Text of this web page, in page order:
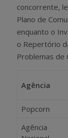
concorrente,
Plano de
enquanto o
o Repertório
Problemas de
Agência
Popcorn
Agência